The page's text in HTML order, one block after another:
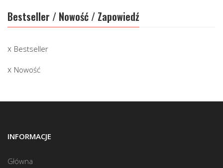
Bestseller / Nowość / Zapowiedź
Bestseller
Nowość
INFORMACJE
Główna